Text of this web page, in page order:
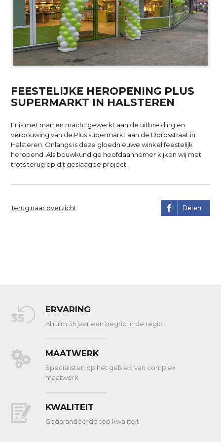
FEESTELIJKE HEROPENING PLUS
SUPERMARKT IN HALSTEREN
Er is met man en macht gewerkt aan de uitbreiding en
verbouwing van de Plus supermarkt aan de Dorpsstraat in
Halsteren. Onlangs is deze gloednieuwe winkel feestelijk
heropend. Als bouwkundige hoofdaannemer kijken wij met
trots terug op dit geslaagde project.
Terug naar overzicht
ERVARING
Al ruim 35 jaar een begrip in de regio
MAATWERK
Specialisten op het gebied van complex
maatwerk
KWALITEIT
Gegarandeerde top kwaliteit